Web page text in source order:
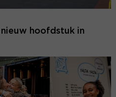
hoofdstuk in